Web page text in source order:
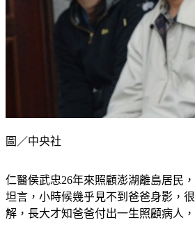
坦言，小時候幾乎見不到爸爸身影，
解，長大才知爸爸付出一生照顧病人